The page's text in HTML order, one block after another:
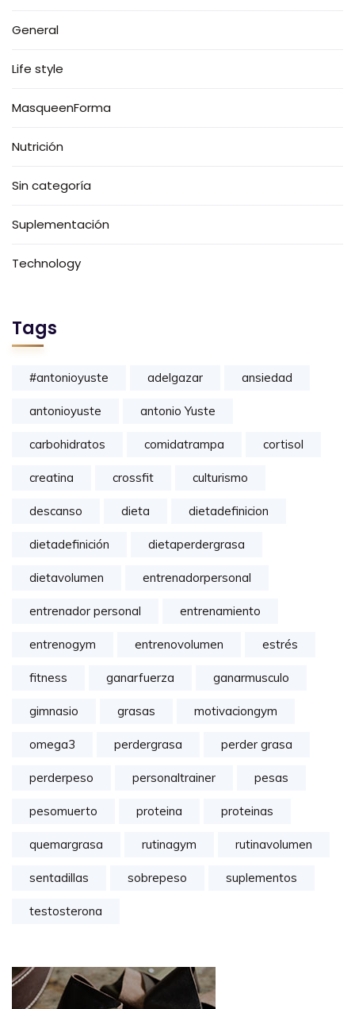
General
Life style
MasqueenForma
Nutrición
Sin categoría
Suplementación
Technology
Tags
#antonioyuste adelgazar ansiedad
antonioyuste antonio Yuste
carbohidratos comidatrampa cortisol
creatina crossfit culturismo
descanso dieta dietadefinicion
dietadefinición dietaperdergrasa
dietavolumen entrenadorpersonal
entrenador personal entrenamiento
entrenogym entrenovolumen estrés
fitness ganarfuerza ganarmusculo
gimnasio grasas motivaciongym
omega3 perdergrasa perder grasa
perderpeso personaltrainer pesas
pesomuerto proteina proteinas
quemargrasa rutinagym rutinavolumen
sentadillas sobrepeso suplementos
testosterona